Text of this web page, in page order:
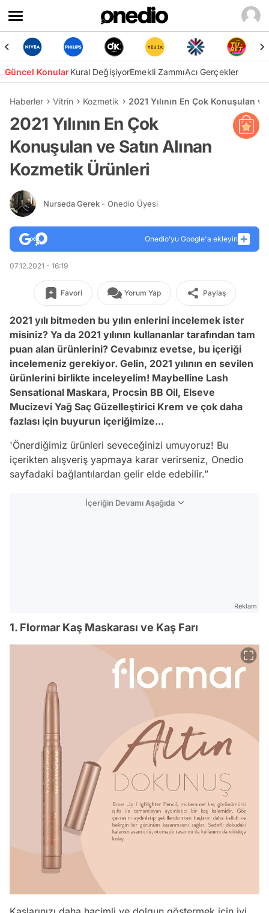
Güncel KonularKural DeğişiyorEmekli ZammıAcı Gerçekler
Haberler Vitrin Kozmetik 2021 Yılının En Çok Konuşulan
2021 Yılının En Çok
Konuşulan ve Satın Alınan
Kozmetik Ürünleri
Nurseda Gerek - Onedio Üyesi
Onedio’yu Google'a ekleyin
07.12.2021 - 16:19
Favori Yorum Yap Paylaş
2021 yılı bitmeden bu yılın enlerini incelemek ister
misiniz? Ya da 2021 yılının kullananlar tarafından tam
puan alan ürünlerini? Cevabınız evetse, bu içeriği
incelemeniz gerekiyor. Gelin, 2021 yılının en sevilen
ürünlerini birlikte inceleyelim! Maybelline Lash
Sensational Maskara, Procsin BB Oil, Elseve
Mucizevi Yağ Saç Güzelleştirici Krem ve çok daha
fazlası için buyurun içeriğimize...
'Önerdiğimiz ürünleri seveceğinizi umuyoruz! Bu
içerikten alışveriş yapmaya karar verirseniz, Onedio
sayfadaki bağlantılardan gelir elde edebilir.”
İçeriğin Devamı Aşağıda
Reklam
1. Flormar Kaş Maskarası ve Kaş Farı